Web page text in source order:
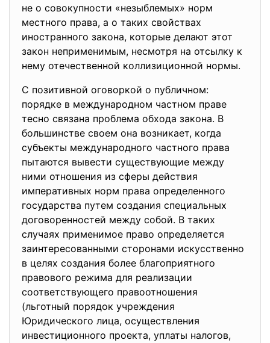
не о совокупности «незыблемых» норм
местного права, а о таких свойствах
иностранного закона, которые делают этот
закон неприменимым, несмотря на отсылку к
нему отечественной коллизиционной нормы.
С позитивной оговоркой о публичном:
порядке в международном частном праве
тесно связана проблема обхода закона. В
большинстве своем она возникает, когда
субъекты международного частного права
пытаются вывести существующие между
ними отношения из сферы действия
императивных норм права определенного
государства путем создания специальных
договоренностей между собой. В таких
случаях применимое право определяется
заинтересованными сторонами искусственно
в целях создания более благоприятного
правового режима для реализации
соответствующего правоотношения
(льготный порядок учреждения
Юридического лица, осуществления
инвестиционного проекта, уплаты налогов,